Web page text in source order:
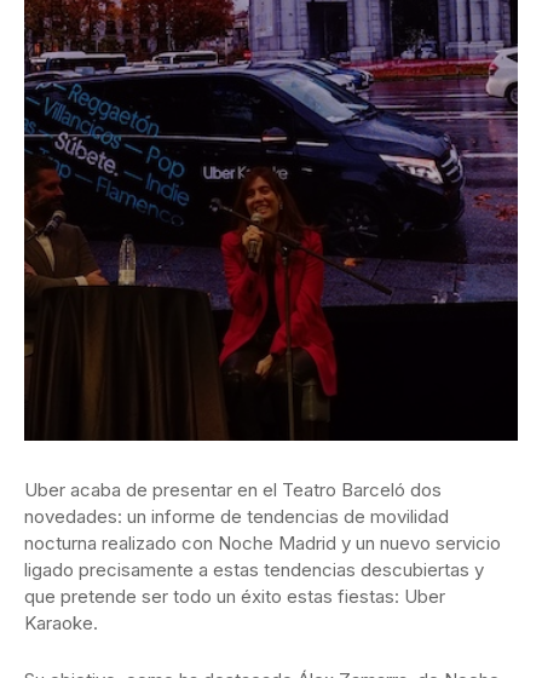
Uber acaba de presentar en el Teatro Barceló dos
novedades: un informe de tendencias de movilidad
nocturna realizado con Noche Madrid y un nuevo servicio
ligado precisamente a estas tendencias descubiertas y
que pretende ser todo un éxito estas fiestas: Uber
Karaoke.